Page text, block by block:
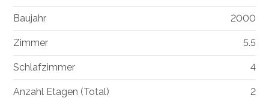
Baujahr 2000
Zimmer 5.5
Schlafzimmer 4
Anzahl Etagen (Total) 2